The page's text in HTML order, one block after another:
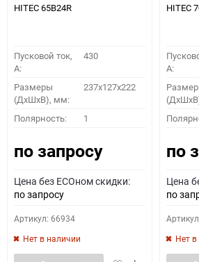
HITEC 65B24R
Пусковой ток,
A:
430
Размеры
(ДхШхВ), мм:
237x127x222
Полярность: 1
по запросу
Цена без ECOном скидки:
по запросу
Артикул: 66934
Нет в наличии
HITEC
A:
по
Цена
по
Нет